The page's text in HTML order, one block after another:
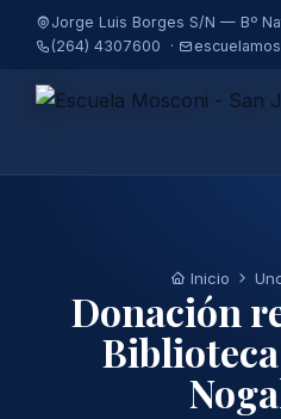
Jorge Luis Borges S/N — Bº
(264) 4307600 ·
EQUIPO DE CONDUCCIÓN
ADMINISTRACIÓN
PRECEPTORES
Inicio
Donación